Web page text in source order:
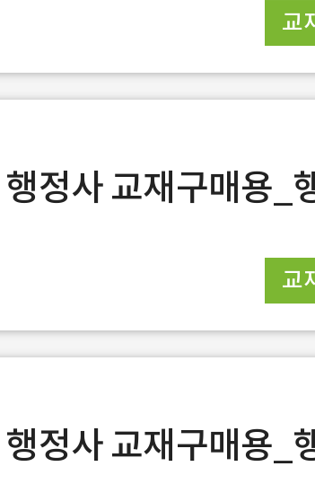
교
정사 교재구매용_
교
정사 교재구매용_